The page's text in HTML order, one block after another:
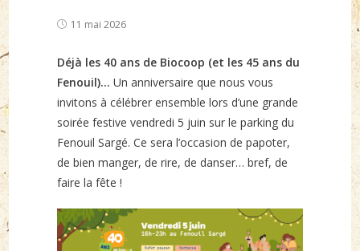
Post11 mai 2026
Déjà les 40 ans de Biocoop (et les 45 ans du
Fenouil)…Un anniversaire que nous vous
invitons à célébrer ensemble lors d’une grande
soirée festive vendredi 5 juin sur le parking du
Fenouil Sargé. Ce sera l’occasion de papoter,
de bien manger, de rire, de danser… bref, de
faire la fête !